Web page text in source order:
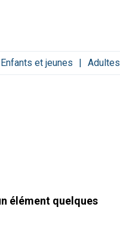
Enfants et jeunes Adultes
élément quelques